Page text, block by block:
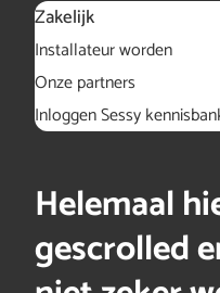
Zakelijk
Installateur worden
Onze partners
Inloggen Sessy
Helemaal
gescrolled